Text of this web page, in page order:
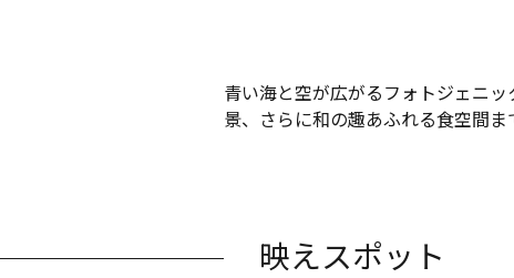
青い海と空が広がるフォトジェニ
景、さらに和の趣あふれる食空間
映えスポット